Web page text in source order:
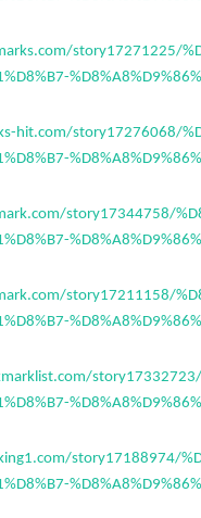
story17271225/
hit.com/story17276068/
story17344758/
story17211158/
story17332723/
story17188974/